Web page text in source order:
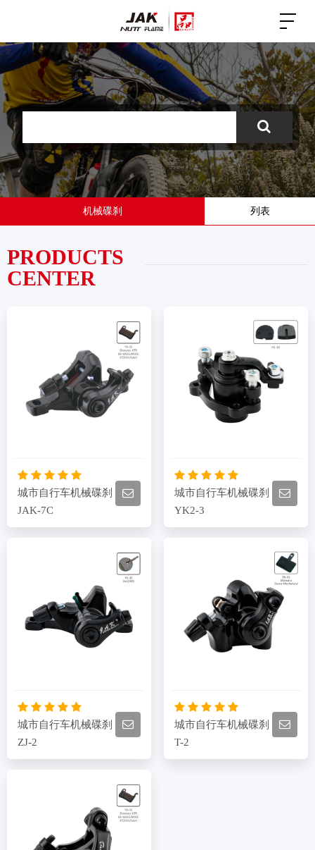
机械碟刹 列表
PRODUCTS
CENTER
城市自行车机械碟刹
JAK-7C
城市自行车机械碟刹
YK2-3
城市自行车机械碟刹
ZJ-2
城市自行车机械碟刹
T-2